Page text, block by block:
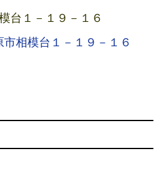
台１－１９－１６
相模台１－１９－１６